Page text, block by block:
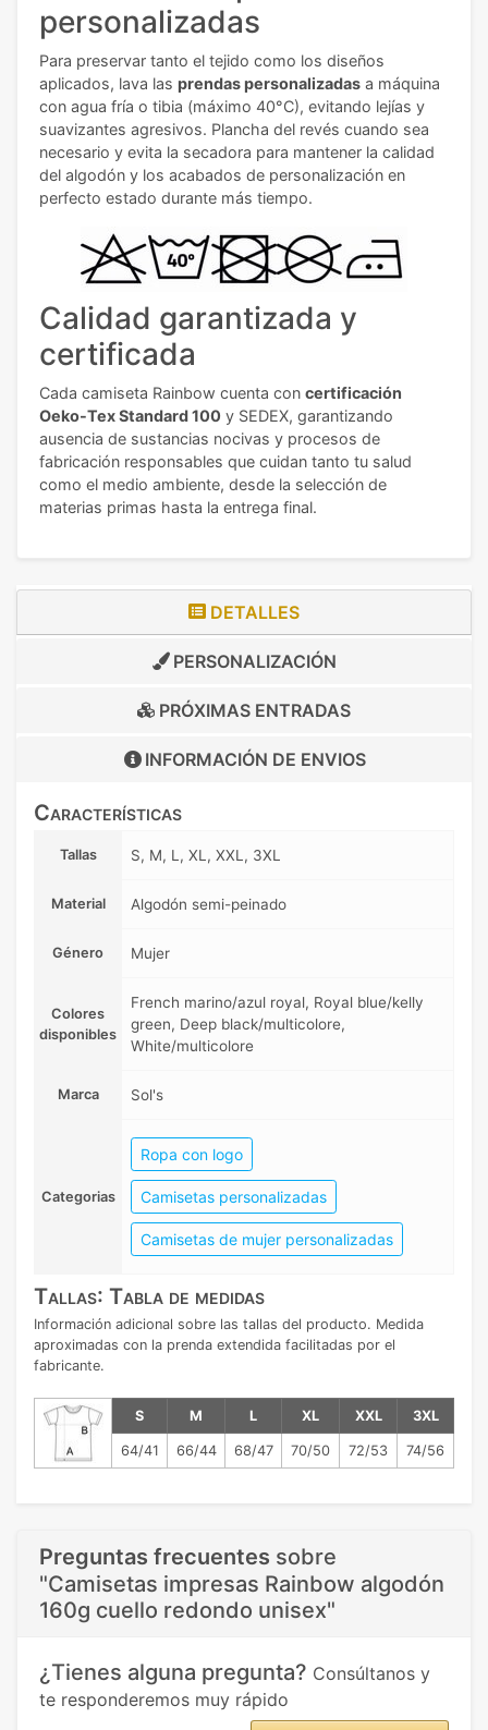
personalizadas
Para preservar tanto el tejido como los diseños
aplicados, lava las prendas personalizadas a máquina
con agua fría o tibia (máximo 40°C), evitando lejías y
suavizantes agresivos. Plancha del revés cuando sea
necesario y evita la secadora para mantener la calidad
del algodón y los acabados de personalización en
perfecto estado durante más tiempo.
Calidad garantizada y
certificada
Cada camiseta Rainbow cuenta con certificación
Oeko-Tex Standard 100 y SEDEX, garantizando
ausencia de sustancias nocivas y procesos de
fabricación responsables que cuidan tanto tu salud
como el medio ambiente, desde la selección de
materias primas hasta la entrega final.
DETALLES
PERSONALIZACIÓN
PRÓXIMAS ENTRADAS
INFORMACIÓN DE ENVIOS
Características
Tallas S, M, L, XL, XXL, 3XL
Material Algodón semi-peinado
Género Mujer
Colores
disponibles
French marino/azul royal, Royal blue/kelly
green, Deep black/multicolore,
White/multicolore
Marca Sol's
Categorias
Ropa con logo
Camisetas personalizadas
Camisetas de mujer personalizadas
Tallas: Tabla de medidas
Información adicional sobre las tallas del producto. Medida
aproximadas con la prenda extendida facilitadas por el
fabricante.
S M L XL XXL 3XL
64/41 66/44 68/47 70/50 72/53 74/56
Preguntas frecuentes sobre
"Camisetas impresas Rainbow algodón
160g cuello redondo unisex"
¿Tienes alguna pregunta? Consúltanos y
te responderemos muy rápido